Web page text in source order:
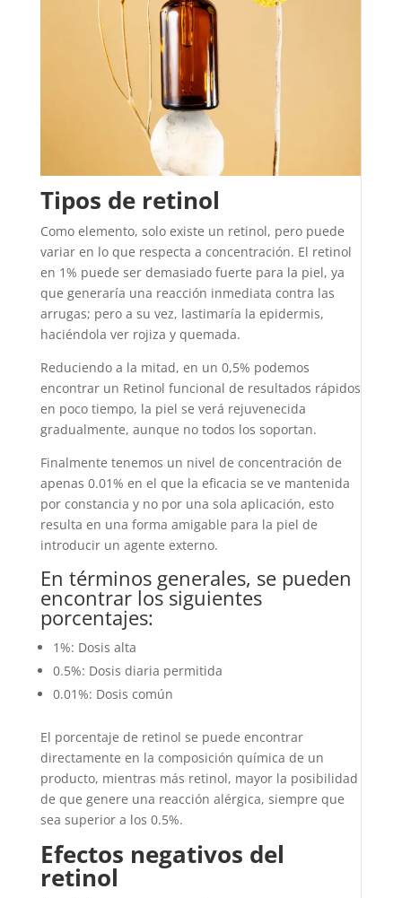
Tipos de retinol
Como elemento, solo existe un retinol, pero puede
variar en lo que respecta a concentración. El retinol
en 1% puede ser demasiado fuerte para la piel, ya
que generaría una reacción inmediata contra las
arrugas; pero a su vez, lastimaría la epidermis,
haciéndola ver rojiza y quemada.
Reduciendo a la mitad, en un 0,5% podemos
encontrar un Retinol funcional de resultados rápidos
en poco tiempo, la piel se verá rejuvenecida
gradualmente, aunque no todos los soportan.
Finalmente tenemos un nivel de concentración de
apenas 0.01% en el que la eficacia se ve mantenida
por constancia y no por una sola aplicación, esto
resulta en una forma amigable para la piel de
introducir un agente externo.
En términos generales, se pueden
encontrar los siguientes
porcentajes:
1%: Dosis alta
0.5%: Dosis diaria permitida
0.01%: Dosis común
El porcentaje de retinol se puede encontrar
directamente en la composición química de un
producto, mientras más retinol, mayor la posibilidad
de que genere una reacción alérgica, siempre que
sea superior a los 0.5%.
Efectos negativos del
retinol